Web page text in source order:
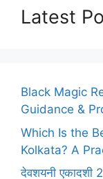
Latest
Black Magic
Guidance &
Which Is the
Kolkata? A
देवशयनी एकादशी